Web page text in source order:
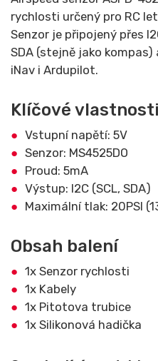
rychlosti určený pro RC
Senzor je připojený přes
SDA (stejně jako
iNav i Ardupilot.
Klíčové vlastnosti
Vstupní napětí: 5V
Senzor: MS4525DO
Proud: 5mA
Výstup: I2C (SCL, SDA)
Maximální tlak: 20PSI
Obsah balení
1x Senzor rychlosti
1x Kabely
1x Pitotova trubice
1x Silikonová hadička